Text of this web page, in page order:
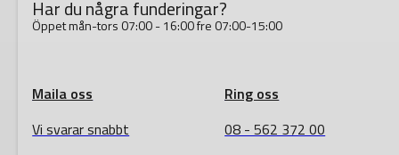
Har du några funderingar?
Öppet mån-tors 07:00 - 16:00 fre 07:00-15:00
Maila oss
Vi svarar snabbt
Ring oss
08 - 562 372 00